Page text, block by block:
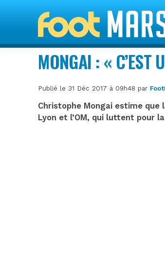
MONGAI : « C’EST
Publié le 31 Déc 2017 à 09h48 par
Christophe Mongai estime
Lyon et l’OM, qui luttent pour